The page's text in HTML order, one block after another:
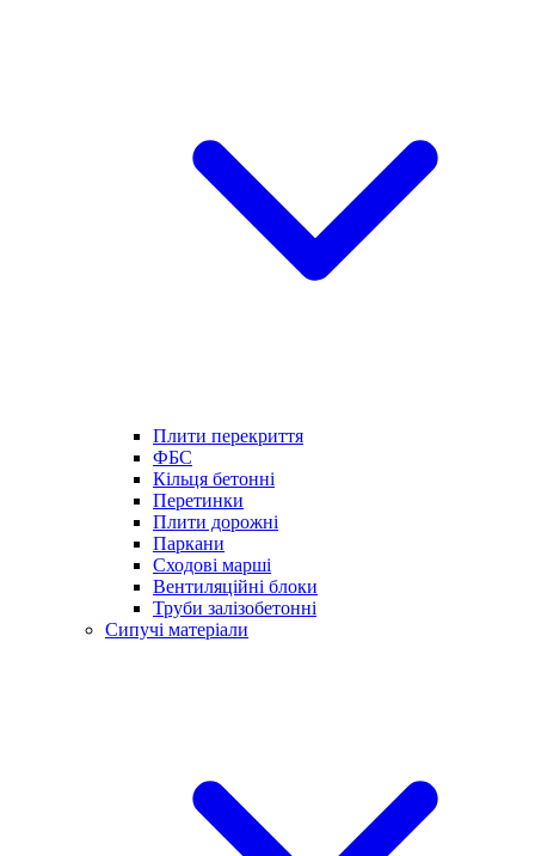
Плити перекриття
ФБС
Кільця бетонні
Перетинки
Плити дорожні
Паркани
Сходові марші
Вентиляційні блоки
Труби залізобетонні
Сипучі матеріали